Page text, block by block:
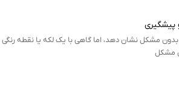
پیشگیری
مشکل نشان دهد، اما گاهی با یک لکه یا نقطه رنگی
مشکل